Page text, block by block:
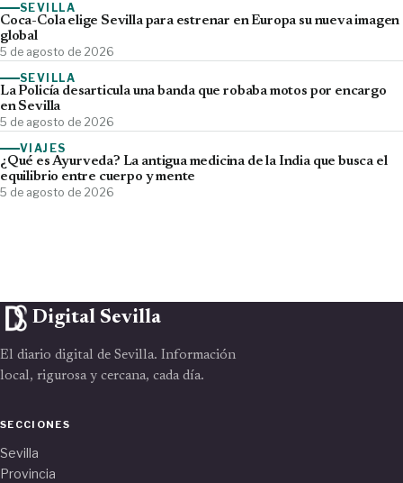
SEVILLA
Coca-Cola elige Sevilla para estrenar en Europa su nueva imagen
global
5 de agosto de 2026
SEVILLA
La Policía desarticula una banda que robaba motos por encargo
en Sevilla
5 de agosto de 2026
VIAJES
¿Qué es Ayurveda? La antigua medicina de la India que busca el
equilibrio entre cuerpo y mente
5 de agosto de 2026
Digital Sevilla
El diario digital de Sevilla. Información
local, rigurosa y cercana, cada día.
SECCIONES
Sevilla
Provincia